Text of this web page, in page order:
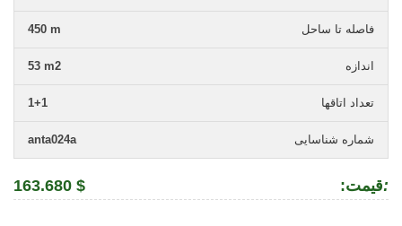
فاصله تا ساحل 450 m
اندازه 53 m2
تعداد اتاقها 1+1
شماره شناسایی anta024a
:قیمت:
163.680 $